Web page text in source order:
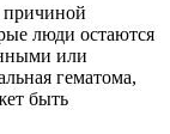
причиной
люди остаются
или
гематома,
быть